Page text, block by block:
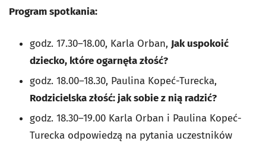
Program spotkania:
godz. 17.30–18.00, Karla Orban, Jak uspokoić
dziecko, które ogarnęła złość?
godz. 18.00–18.30, Paulina Kopeć-Turecka,
Rodzicielska złość: jak sobie z nią radzić?
godz. 18.30–19.00 Karla Orban i Paulina Kopeć-
Turecka odpowiedzą na pytania uczestników